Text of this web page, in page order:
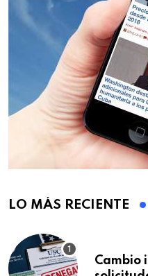
LO MÁS RECIENTE
Cambio